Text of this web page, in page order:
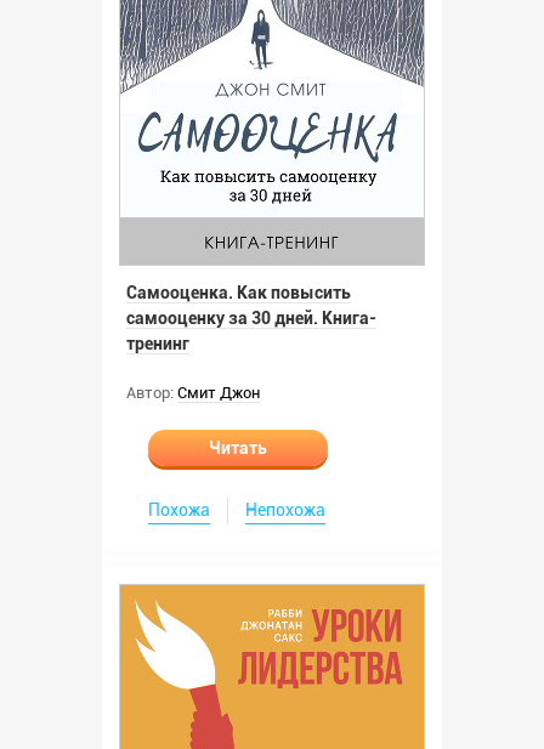
Самооценка. Как повысить
самооценку за 30 дней. Книга-
тренинг
Автор: Смит Джон
Читать
Похожа Непохожа